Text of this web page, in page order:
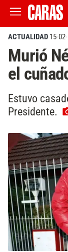
ACTUALIDAD 15-
Murió
el
Estuvo
Presidente.